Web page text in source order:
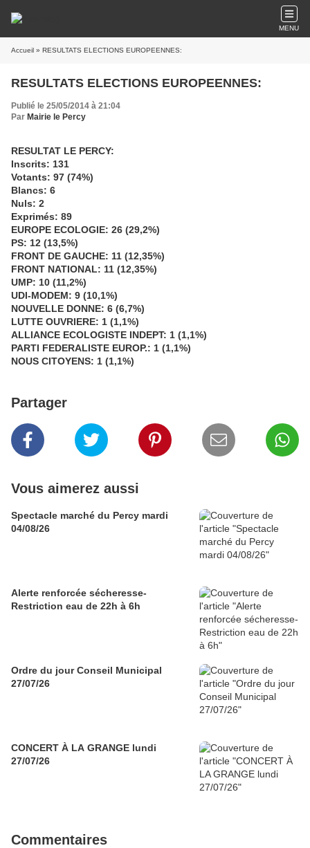
MENU
Accueil » RESULTATS ELECTIONS EUROPEENNES:
RESULTATS ELECTIONS EUROPEENNES:
Publié le 25/05/2014 à 21:04
Par Mairie le Percy
RESULTAT LE PERCY:
Inscrits: 131
Votants: 97 (74%)
Blancs: 6
Nuls: 2
Exprimés: 89
EUROPE ECOLOGIE: 26 (29,2%)
PS: 12 (13,5%)
FRONT DE GAUCHE: 11 (12,35%)
FRONT NATIONAL: 11 (12,35%)
UMP: 10 (11,2%)
UDI-MODEM: 9 (10,1%)
NOUVELLE DONNE: 6 (6,7%)
LUTTE OUVRIERE: 1 (1,1%)
ALLIANCE ECOLOGISTE INDEPT: 1 (1,1%)
PARTI FEDERALISTE EUROP.: 1 (1,1%)
NOUS CITOYENS: 1 (1,1%)
Partager
Vous aimerez aussi
Spectacle marché du Percy mardi
04/08/26
Alerte renforcée sécheresse-
Restriction eau de 22h à 6h
Ordre du jour Conseil Municipal
27/07/26
CONCERT À LA GRANGE lundi
27/07/26
Commentaires